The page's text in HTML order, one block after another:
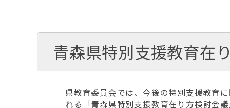
青森県特別支援教育在
県教育委員会では、今後の特別支援教育
れる「青森県特別支援教育在り方検討会